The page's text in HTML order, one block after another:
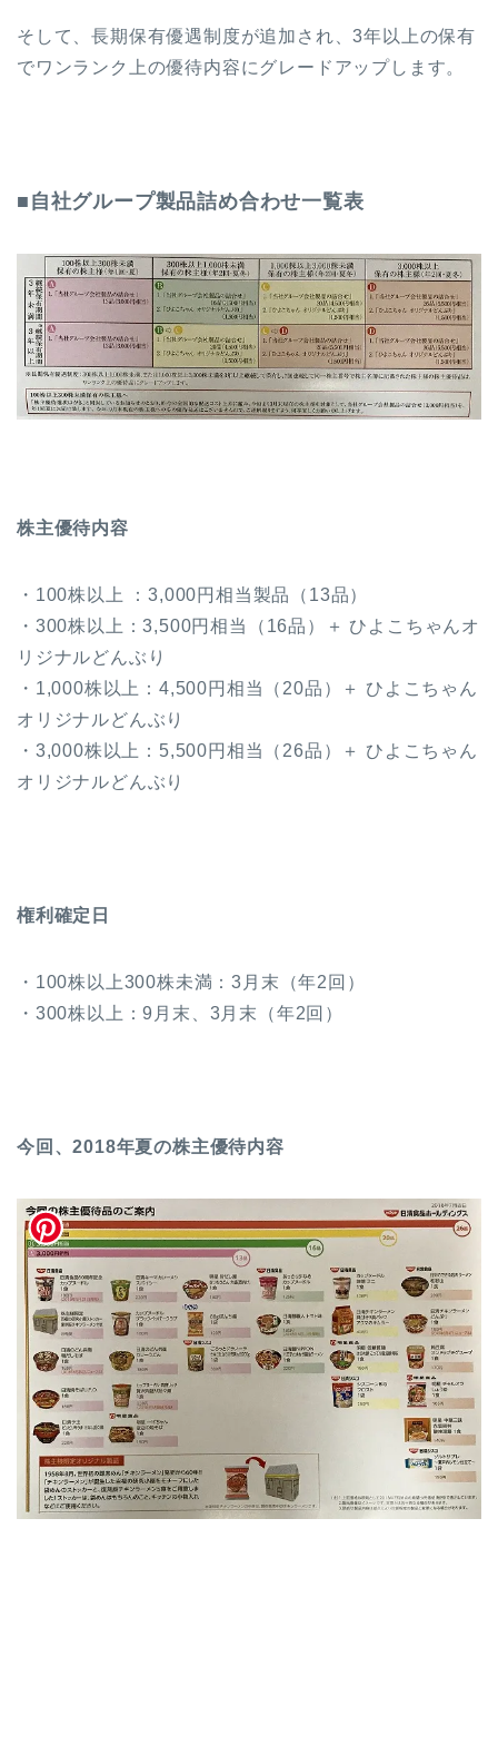
そして、長期保有優遇制度が追加され、3年以上の保有
でワンランク上の優待内容にグレードアップします。
■自社グループ製品詰め合わせ一覧表
株主優待内容
・100株以上 ：3,000円相当製品（13品）
・300株以上：3,500円相当（16品）＋ ひよこちゃんオ
リジナルどんぶり
・1,000株以上：4,500円相当（20品）＋ ひよこちゃん
オリジナルどんぶり
・3,000株以上：5,500円相当（26品）＋ ひよこちゃん
オリジナルどんぶり
権利確定日
・100株以上300株未満：3月末（年2回）
・300株以上：9月末、3月末（年2回）
今回、2018年夏の株主優待内容